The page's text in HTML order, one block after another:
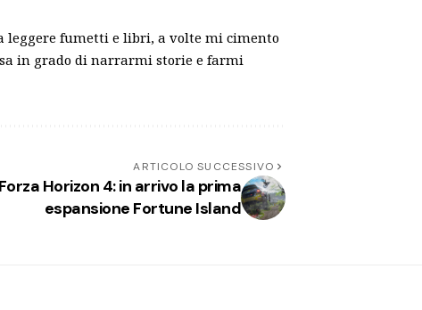
leggere fumetti e libri, a volte mi cimento
in grado di narrarmi storie e farmi
ARTICOLO SUCCESSIVO
Forza Horizon 4: in arrivo la prima
espansione Fortune Island